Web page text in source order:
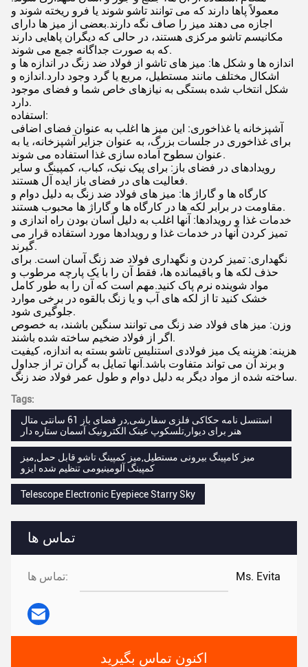
تماس ها
تماس ها: Ms. Evita
اکنون تماس بگیرید
معمولاً پاها دارند که می توانند تاشو شوند یا فرو ریخته شوند و
اجازه می دهند میز را صاف نگه دارند.بعضی از میز ها دارای
مکانیسم تاشو مرکزی هستند، در حالی که دیگران پاهایی دارند
که به صورت جداگانه جمع می شوند.
اندازه ها و شکل ها: میز های تاشو از فولاد ضد زنگ در اندازه ها و
اشکال مختلف مانند مستطیل، مربع یا گرد وجود دارد.اندازه و
شکل انتخاب شده بستگی به نیازهای خاص شما و فضای موجود
دارد.
استفاده:
آشپزخانه یا غذاخوری: این میز ها اغلب به عنوان فضای اضافی
برای غذاخوری در جلسات بزرگ، به عنوان جزایر آشپزخانه، یا به
عنوان سطوح آماده سازی غذا استفاده می شوند.
رویدادهای در فضای باز: برای پیک نیک، کباب، کمپینگ و سایر
فعالیت های در فضای باز ایده آل هستند.
کارگاه ها و گاراژ ها: میز های فولاد ضد زنگ به دلیل دوام و
مقاومت در برابر لکه ها در کارگاه ها و گاراژ ها محبوب هستند.
خدمات غذا و رویدادها: آنها اغلب به دلیل آسان بودن راه اندازی و
تمیز کردن آنها در خدمات غذا و رویدادها مورد استفاده قرار می
گیرند.
نگهداری: تمیز کردن و نگهداری فولاد ضد زنگ آسان است. برای
حذف لکه ها و باقیمانده ها، فقط آن را با یک پارچه مرطوب و
مواد شوینده نرم پاک کنید.مهم است که آن را به طور کامل
خشک کنید تا از لکه های آب و یا زنگ بالقوه در برخی موارد
جلوگیری شود.
وزن: میز های فولاد ضد زنگ می توانند سنگین باشند، به خصوص
اگر از فولاد ضخیم ساخته شده باشند.
هزینه: هزینه یک میز فولادی استنلیس تاشو بسته به اندازه، کیفیت
و برند آن می تواند متفاوت باشد.آنها تمایل به گران تر از جداول
ساخته شده از مواد دیگر به دلیل دوام و طول عمر فولاد ضد زنگ.
Tags:
استنسل نامه حکاکی فلزی سفارشی,در فضای باز 61 سانتی متال
هنر برای دیوار,تلسکوپ عینک الکترونیک آسمان ستاره دار
میز کامپینگ بیرونی مستطیل,میز کمپینگ تاشو قابل حمل,میز
کمپینگ آلومینیومی تنظیم شده ایزو
Telescope Electronic Eyepiece Starry Sky